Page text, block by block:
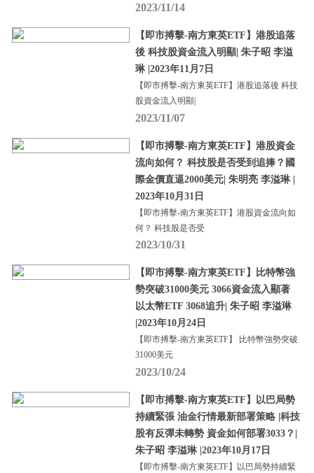
2023/11/14
【即市搏擊-南方東英ETF】港股追落
後 科技股資金流入明顯| 朱子昭 李溢
琳 |2023年11月7日
【即市搏擊-南方東英ETF】港股追落後 科技
股資金流入明顯|
2023/11/07
【即市搏擊-南方東英ETF】港股資金
流向如何？ 科技股是否受到追捧？國
際金價直逼2000美元| 朱明亮 李溢琳 |
2023年10月31日
【即市搏擊-南方東英ETF】港股資金流向如
何？ 科技股是否受
2023/10/31
【即市搏擊-南方東英ETF】比特幣強
勢突破31000美元 3066資金流入顯著
以太幣ETF 3068追升| 朱子昭 李溢琳
|2023年10月24日
【即市搏擊-南方東英ETF】 比特幣強勢突破
31000美元
2023/10/24
【即市搏擊-南方東英ETF】以巴局勢
持續緊張 油金行情最新部署策略 |科技
股有反彈未轉勢 資金如何部署3033？|
朱子昭 李溢琳 |2023年10月17日
【即市搏擊-南方東英ETF】以巴局勢持續緊